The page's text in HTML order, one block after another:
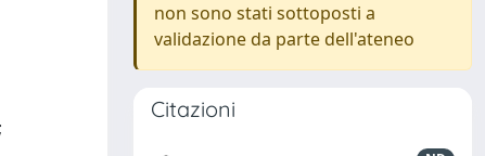
non sono stati sottoposti a
validazione da parte dell'ateneo
Citazioni